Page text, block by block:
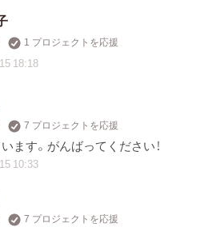
1 プロジェクトを応援
18:18
7 プロジェクトを応援
ます。がんばってください！
10:33
7 プロジェクトを応援